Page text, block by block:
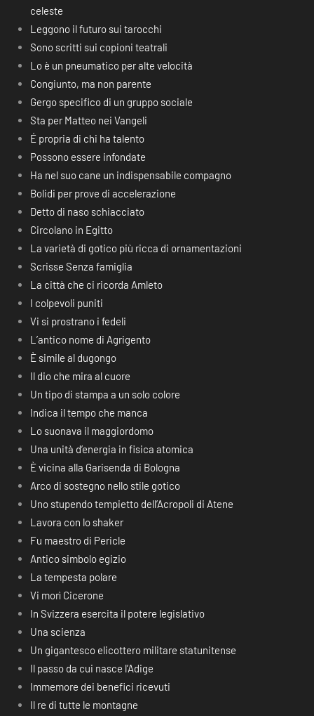
celeste
Leggono il futuro sui tarocchi
Sono scritti sui copioni teatrali
Lo è un pneumatico per alte velocità
Congiunto, ma non parente
Gergo specifico di un gruppo sociale
Sta per Matteo nei Vangeli
É propria di chi ha talento
Possono essere infondate
Ha nel suo cane un indispensabile compagno
Bolidi per prove di accelerazione
Detto di naso schiacciato
Circolano in Egitto
La varietà di gotico più ricca di ornamentazioni
Scrisse Senza famiglia
La città che ci ricorda Amleto
I colpevoli puniti
Vi si prostrano i fedeli
L’antico nome di Agrigento
È simile al dugongo
Il dio che mira al cuore
Un tipo di stampa a un solo colore
Indica il tempo che manca
Lo suonava il maggiordomo
Una unità d’energia in fisica atomica
È vicina alla Garisenda di Bologna
Arco di sostegno nello stile gotico
Uno stupendo tempietto dell’Acropoli di Atene
Lavora con lo shaker
Fu maestro di Pericle
Antico simbolo egizio
La tempesta polare
Vi morì Cicerone
In Svizzera esercita il potere legislativo
Una scienza
Un gigantesco elicottero militare statunitense
Il passo da cui nasce l’Adige
Immemore dei benefici ricevuti
Il re di tutte le montagne